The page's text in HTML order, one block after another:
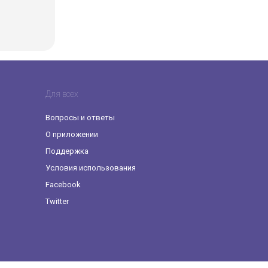
Для всех
Вопросы и ответы
O приложении
Поддержка
Условия использования
Facebook
Twitter